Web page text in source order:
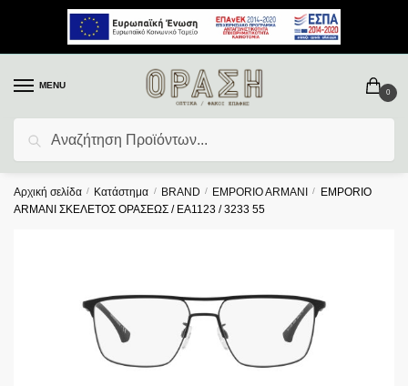
MENU
Αναζήτηση
0
Αρχική σελίδα / Κατάστημα / BRAND / EMPORIO ARMANI /
EMPORIO
ARMANI ΣΚΕΛΕΤΟΣ ΟΡΑΣΕΩΣ / EA1123 / 3233 55